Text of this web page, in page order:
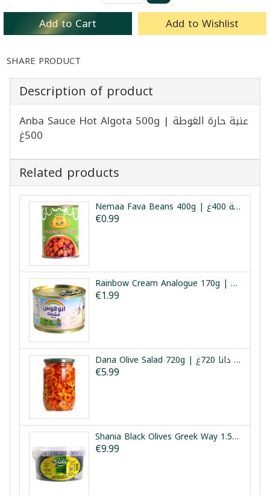
Add to Cart Add to Wishlist
SHARE PRODUCT
Description of product
Anba Sauce Hot Algota 500g | عنبة حارة الغوطة
500غ
Related products
Nemaa Fava Beans 400g | فول مدمس نعمة 400غ
€0.99
Rainbow Cream Analogue 170g | كريمة قوس قزح 170غ
€1.99
Dana Olive Salad 720g | سلطة زيتون دانا 720غ
€5.99
Shania Black Olives Greek Way 1.5kg | زيتون أسود طريقة يونانية شانيا 1.5كغ
€9.99